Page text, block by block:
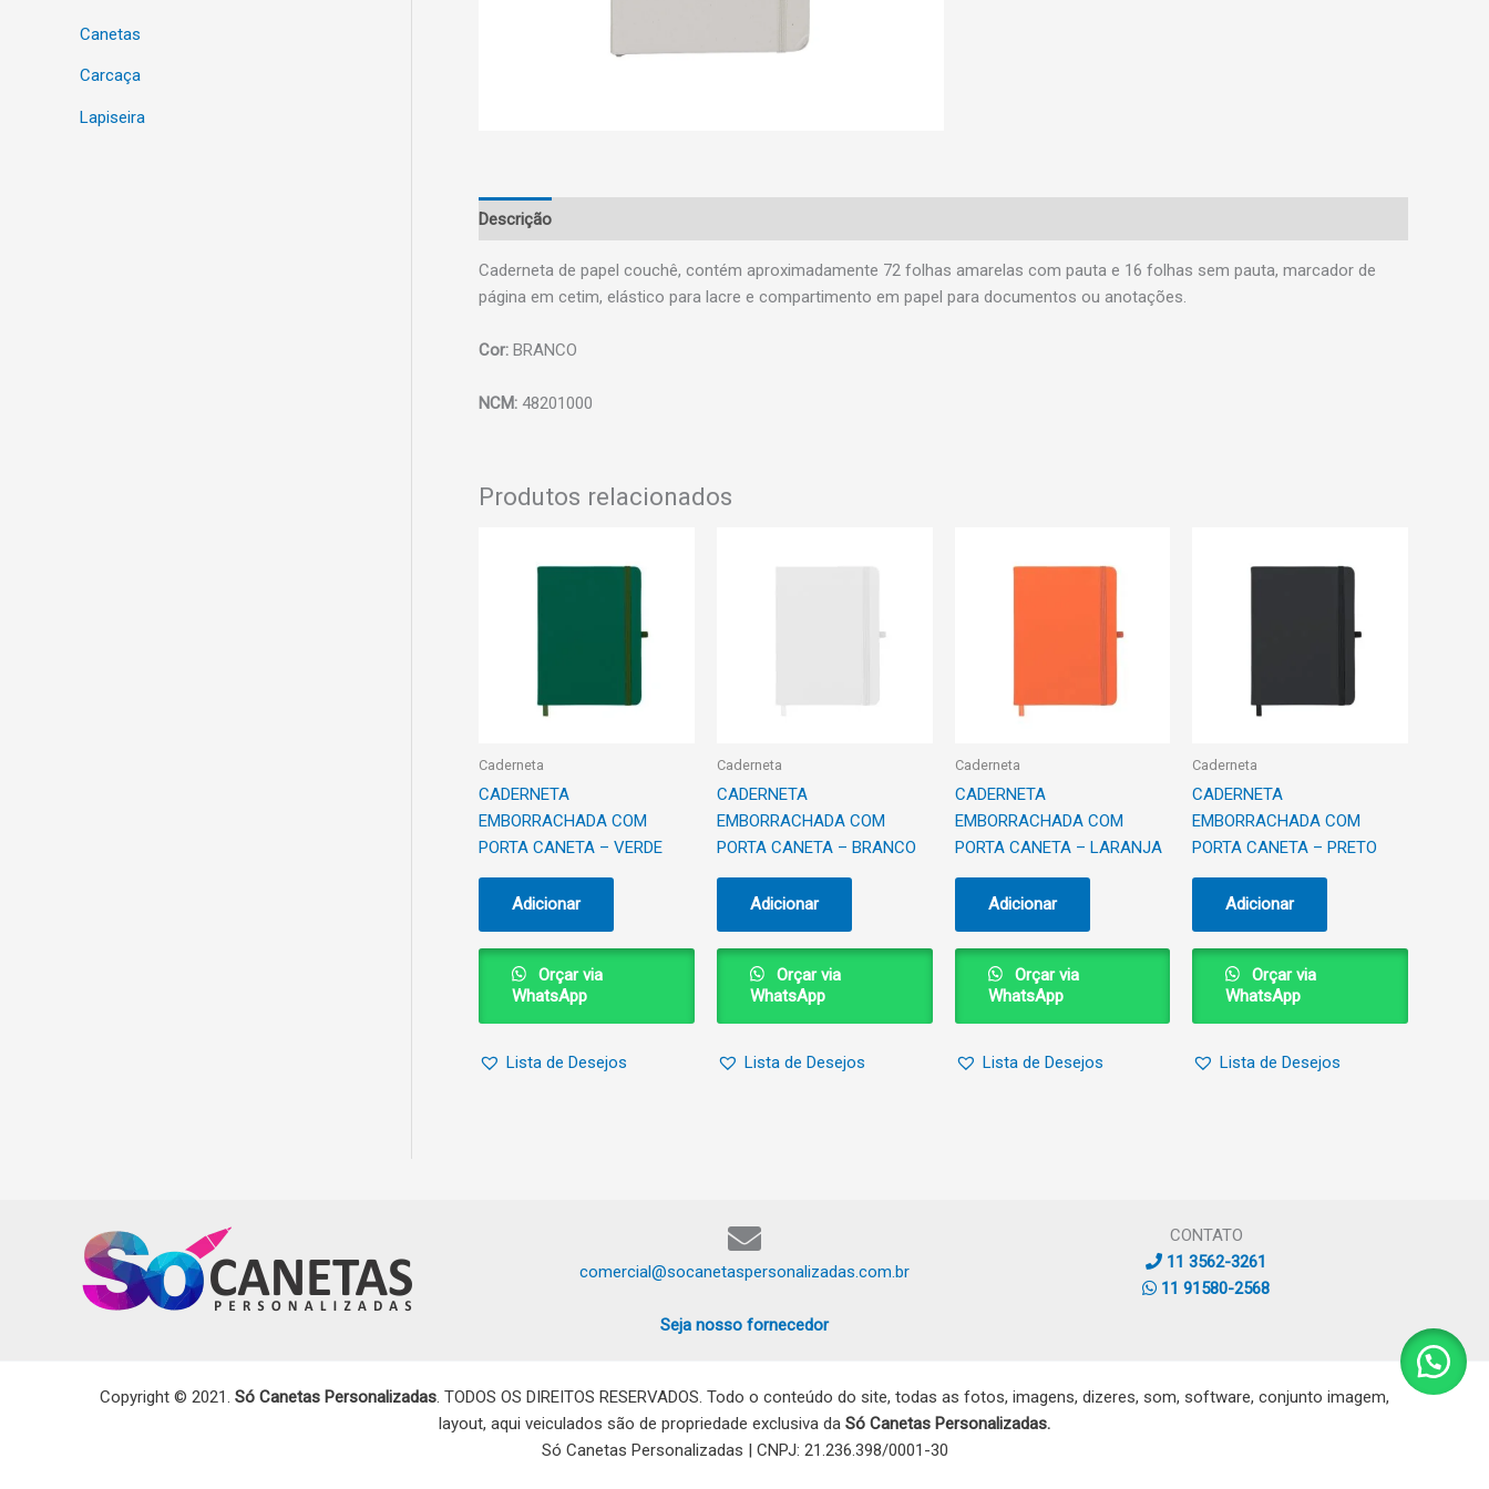
Canetas
Carcaça
Lapiseira
Descrição
Caderneta de papel couchê, contém aproximadamente 72 folhas amarelas com pauta e 16 folhas sem pauta, marcador de
página em cetim, elástico para lacre e compartimento em papel para documentos ou anotações.
Cor: BRANCO
NCM: 48201000
Produtos relacionados
Caderneta
CADERNETA
EMBORRACHADA COM
PORTA CANETA – VERDE
Adicionar
Orçar via
WhatsApp
Lista de Desejos
Caderneta
CADERNETA
EMBORRACHADA COM
PORTA CANETA – BRANCO
Adicionar
Orçar via
WhatsApp
Lista de Desejos
Caderneta
CADERNETA
EMBORRACHADA COM
PORTA CANETA – LARANJA
Adicionar
Orçar via
WhatsApp
Lista de Desejos
Caderneta
CADERNETA
EMBORRACHADA COM
PORTA CANETA – PRETO
Adicionar
Orçar via
WhatsApp
Lista de Desejos
comercial@socanetaspersonalizadas.com.br
Seja nosso fornecedor
CONTATO
11 3562-3261
11 91580-2568
Copyright © 2021. Só Canetas Personalizadas. TODOS OS DIREITOS RESERVADOS. Todo o conteúdo do site, todas as fotos, imagens, dizeres, som, software, conjunto imagem,
layout, aqui veiculados são de propriedade exclusiva da Só Canetas Personalizadas.
Só Canetas Personalizadas | CNPJ: 21.236.398/0001-30